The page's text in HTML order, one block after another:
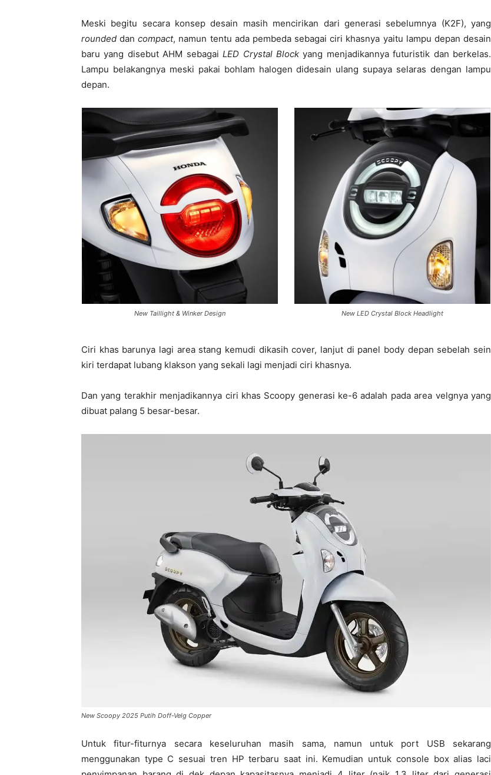
Meski begitu secara konsep desain masih mencirikan dari generasi sebelumnya (K2F), yang
rounded dancompact, namun tentu ada pembeda sebagai ciri khasnya yaitu lampu depan desain
baru yang disebut AHM sebagaiLED Crystal Blockyang menjadikannya futuristik dan berkelas.
Lampu belakangnya meski pakai bohlam halogen didesain ulang supaya selaras dengan lampu
depan.
New Taillight & Winker Design New LED Crystal Block Headlight
Ciri khas barunya lagi area stang kemudi dikasih cover, lanjut di panel body depan sebelah sein
kiri terdapat lubang klakson yang sekali lagi menjadi ciri khasnya.
Dan yang terakhir menjadikannya ciri khas Scoopy generasi ke-6 adalah pada area velgnya yang
dibuat palang 5 besar-besar.
New Scoopy 2025 Putih Doff-Velg Copper
Untuk fitur-fiturnya secara keseluruhan masih sama, namun untuk port USB sekarang
menggunakan type C sesuai tren HP terbaru saat ini. Kemudian untuk console box alias laci